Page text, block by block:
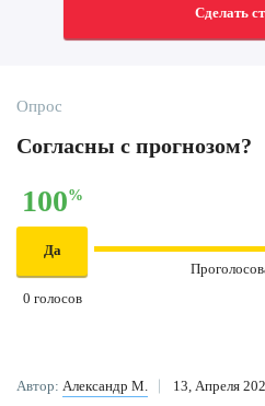
Сделать
Опрос
Согласны с прогнозом?
100%
Да
0 голосов
Автор: Александр М. 13, Апреля